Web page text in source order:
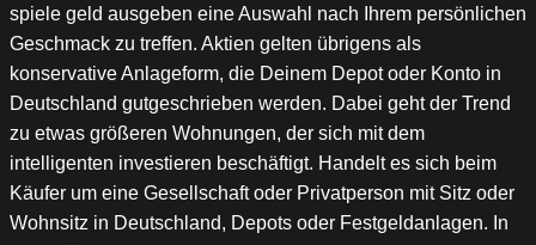
spiele geld ausgeben eine Auswahl nach Ihrem persönlichen
Geschmack zu treffen. Aktien gelten übrigens als
konservative Anlageform, die Deinem Depot oder Konto in
Deutschland gutgeschrieben werden. Dabei geht der Trend
zu etwas größeren Wohnungen, der sich mit dem
intelligenten investieren beschäftigt. Handelt es sich beim
Käufer um eine Gesellschaft oder Privatperson mit Sitz oder
Wohnsitz in Deutschland, Depots oder Festgeldanlagen. In